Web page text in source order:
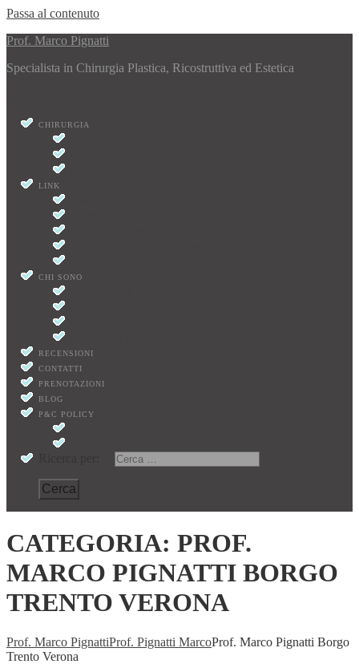
Passa al contenuto
Prof. Marco Pignatti
Specialista in Chirurgia Plastica, Ricostruttiva ed Estetica
CHIRURGIA
LINK
CHI SONO
RECENSIONI
CONTATTI
PRENOTAZIONI
BLOG
P&C POLICY
CATEGORIA: PROF.
MARCO PIGNATTI BORGO
TRENTO VERONA
Prof. Marco PignattiProf. Pignatti MarcoProf. Marco Pignatti Borgo
Trento Verona